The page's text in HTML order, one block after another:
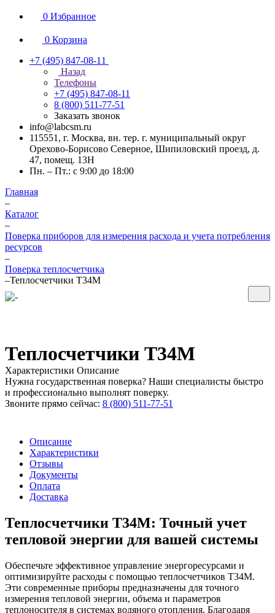
0 Избранное
0 Корзина
+7 (495) 847-08-11
Назад
Телефоны
+7 (495) 847-08-11
8 (800) 511-77-51
Заказать звонок
info@labcsm.ru
115551, г. Москва, вн. тер. г. муниципальный округ
Орехово-Борисово Северное, Шипиловский проезд, д.
47, помещ. 13Н
Пн. – Пт.: с 9:00 до 18:00
Главная
–
Каталог
–
Поверка приборов для измерения расхода и учета потребления
ресурсов
–
Поверка теплосчетчика
–Теплосчетчики Т34М
Теплосчетчики Т34М
Характеристики Описание
Нужна государственная поверка? Наши специалисты быстро
и профессионально выполнят поверку.
Звоните прямо сейчас: 8 (800) 511-77-51
Описание
Характеристики
Отзывы
Документы
Оплата
Доставка
Теплосчетчики Т34М: Точный учет
тепловой энергии для вашей системы
Обеспечьте эффективное управление энергоресурсами и
оптимизируйте расходы с помощью теплосчетчиков Т34М.
Эти современные приборы предназначены для точного
измерения тепловой энергии, объема и параметров
теплоносителя в системах водяного отопления. Благодаря